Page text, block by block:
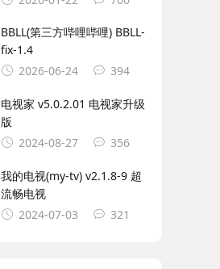
BBLL(第三方哔哩哔哩) BBLL-
fix-1.4
2026-06-24
394
电视家 v5.0.2.01 电视家升级
版
2024-08-27
356
我的电视(my-tv) v2.1.8-9 超
流畅电视
2024-07-03
321